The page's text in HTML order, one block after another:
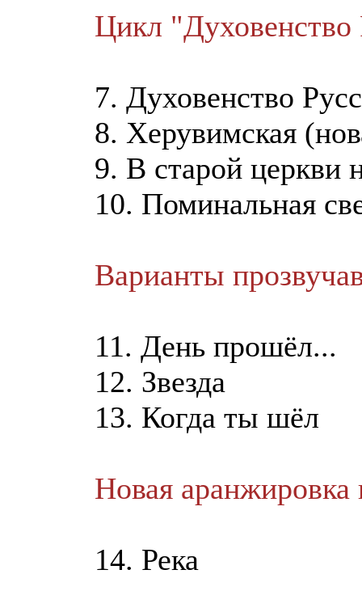
Цикл "Духовенство
7. Духовенство
8. Херувимская
9. В старой церкви
10. Поминальная
Варианты
11. День прошёл...
12. Звезда
13. Когда ты шёл
Новая аранжировка
14. Река